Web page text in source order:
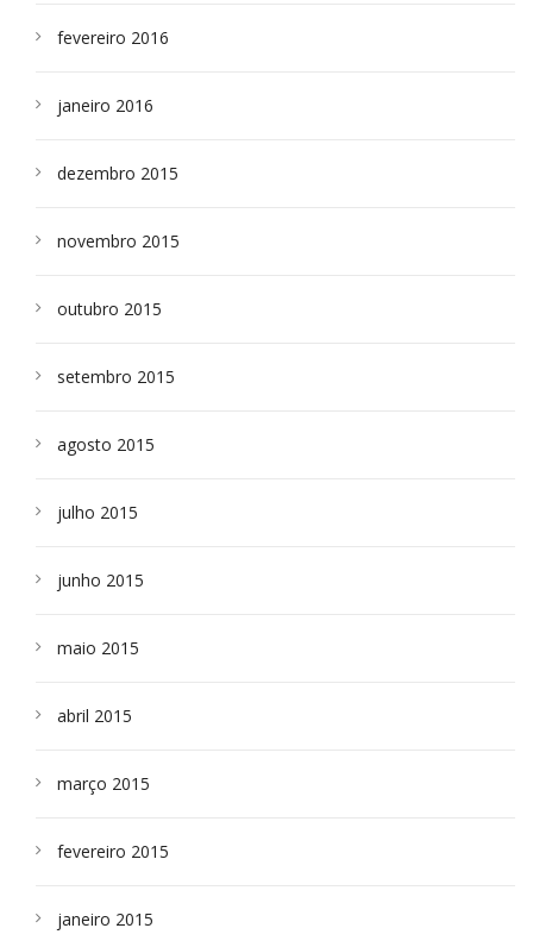
fevereiro 2016
janeiro 2016
dezembro 2015
novembro 2015
outubro 2015
setembro 2015
agosto 2015
julho 2015
junho 2015
maio 2015
abril 2015
março 2015
fevereiro 2015
janeiro 2015